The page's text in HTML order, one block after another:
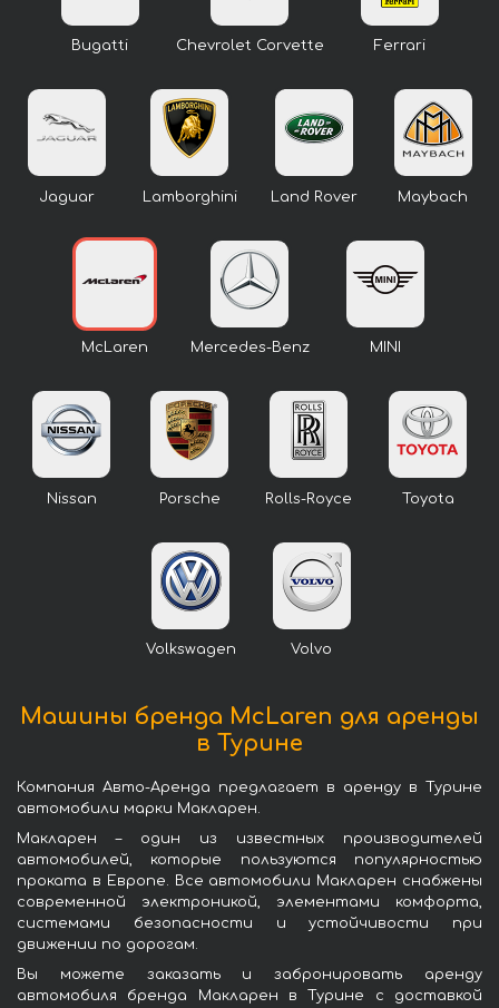
Bugatti Chevrolet Corvette Ferrari
Jaguar Lamborghini Land Rover Maybach
McLaren Mercedes-Benz MINI
Nissan Porsche Rolls-Royce Toyota
Volkswagen Volvo
Машины бренда McLaren для аренды
в Турине
Компания Авто-Аренда предлагает в аренду в Турине
автомобили марки Макларен.
Макларен – один из известных производителей
автомобилей, которые пользуются популярностью
проката в Европе. Все автомобили Макларен снабжены
современной электроникой, элементами комфорта,
системами безопасности и устойчивости при
движении по дорогам.
Вы можете заказать и забронировать аренду
автомобиля бренда Макларен в Турине с доставкой